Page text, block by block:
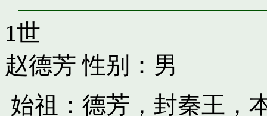
1世
赵德芳 性别：男
始祖：德芳，封秦王，